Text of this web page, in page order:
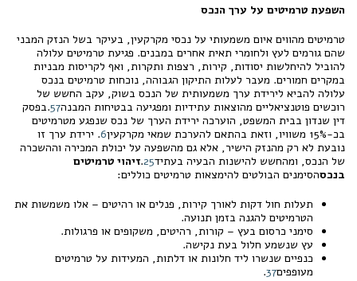
השפעת טרמיטים על ערך הנכס
טרמיטים מהווים איום משמעותי על נכסי מקרקעין, בעיקר בשל הנזק המבני
שהם גורמים לעץ ולחומרי תאית אחרים במבנים. פגיעת טרמיטים עלולה
להוביל להיחלשות יסודות, קירות, רצפות ותקרות, ואף לקריסות מבניות
במקרים חמורים. מעבר לעלות התיקון הגבוהה, נוכחות טרמיטים בנכס
עלולה להביא לירידת ערך משמעותית של הנכס בשוק, עקב החשש של
רוכשים פוטנציאליים מהוצאות עתידיות ומפגיעה בבטיחות המבנה 57 .בפסק
דין שנדון בבית המשפט, הוערכה ירידת הערך של נכס שנפגע מטרמיטים
בכ-15% משוויו, וזאת בהתאם להערכת שמאי מקרקעין
6. ירידת ערך זו
נובעת לא רק מהנזק הישיר, אלא גם מהשפעה על יכולת המכירה וההשכרה
של הנכס, ומהחשש להישנות הבעיה בעתיד 25
.זיהוי טרמיטים
בנכסהסימנים הבולטים להימצאות טרמיטים כוללים:
תעלות חול דקות לאורך קירות, פנלים או רהיטים – אלו משמשות את
הטרמיטים להגנה בזמן תנועה.
סימני כרסום בעץ – קורות, רהיטים, משקופים או פרגולות.
עץ שנשמע חלול בעת נקישה.
כנפיים שנשרו ליד חלונות או דלתות, המעידות על טרמיטים
מעופפים 37
.